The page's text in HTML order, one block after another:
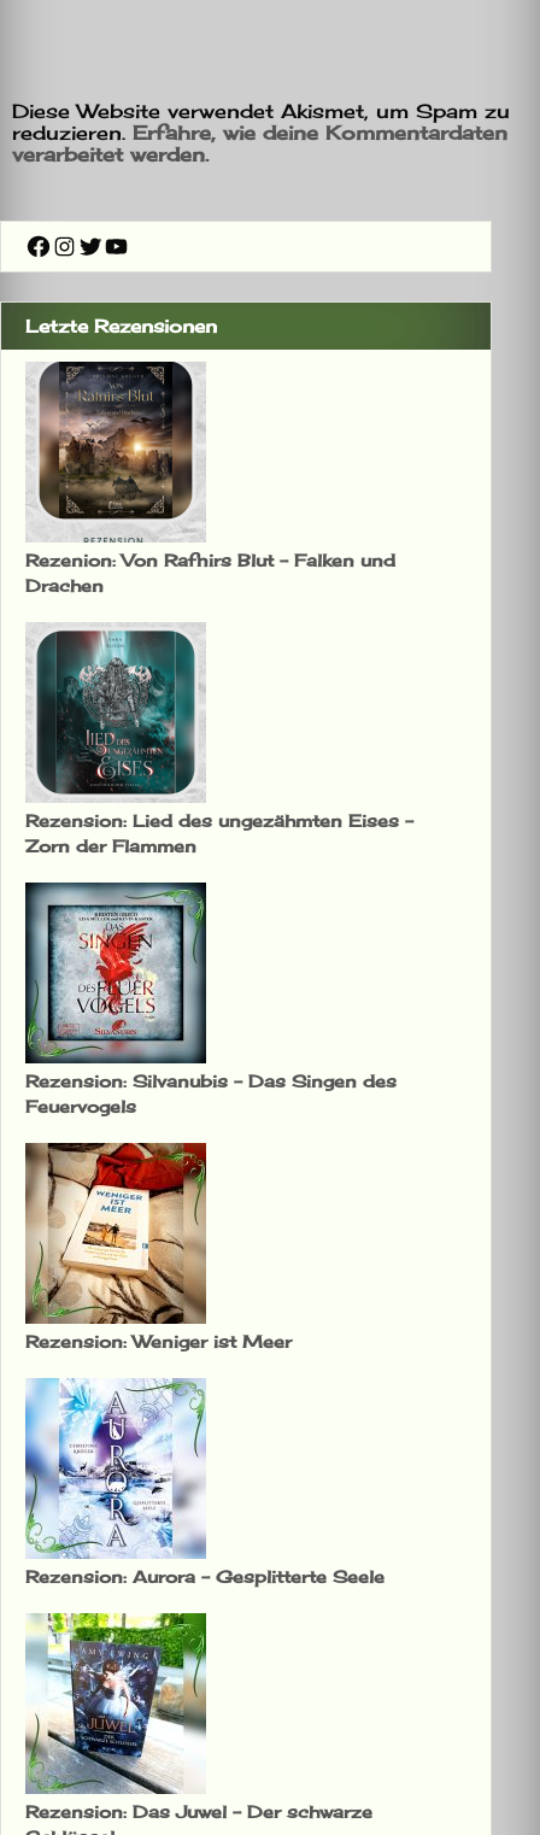
Diese Website verwendet Akismet, um Spam zu
reduzieren. Erfahre, wie deine Kommentardaten
verarbeitet werden.
Facebook
Instagram
Twitter
YouTube
Letzte Rezensionen
Rezenion: Von Rafnirs Blut – Falken und
Drachen
Rezension: Lied des ungezähmten Eises –
Zorn der Flammen
Rezension: Silvanubis – Das Singen des
Feuervogels
Rezension: Weniger ist Meer
Rezension: Aurora – Gesplitterte Seele
Rezension: Das Juwel – Der schwarze